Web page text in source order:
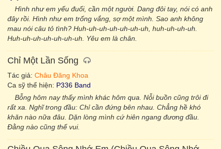
Hình như em yếu đuối, cần một người. Dang đôi tay, nói có anh
đây rồi. Hình như em trống vắng, sợ một mình. Sao anh không
mau nói câu tỏ tình? Huh-uh-uh-uh-uh-uh-uh, huh-uh-uh-uh.
Huh-uh-uh-uh-uh-uh-uh. Yêu em là chân.
Chỉ Một Lần Sống
Tác giả: Châu Đăng Khoa
Ca sỹ thể hiện: P336 Band
Bỗng hôm nay thấy mình khác hôm qua. Nỗi buồn cũng trôi đi
rất xa. Nghĩ trong đầu: Chỉ cần đứng bên nhau. Chẳng hề khó
khăn nào nữa đâu. Dặn lòng mình cứ hiên ngang đương đầu.
Đằng nào cũng thế vui.